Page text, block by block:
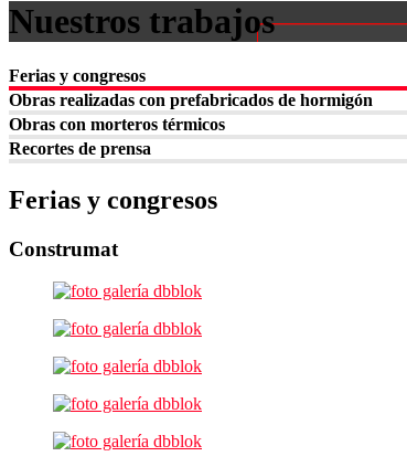
Nuestros trabajos
Ferias y congresos
Obras realizadas con prefabricados de hormigón
Obras con morteros térmicos
Recortes de prensa
Ferias y congresos
Construmat